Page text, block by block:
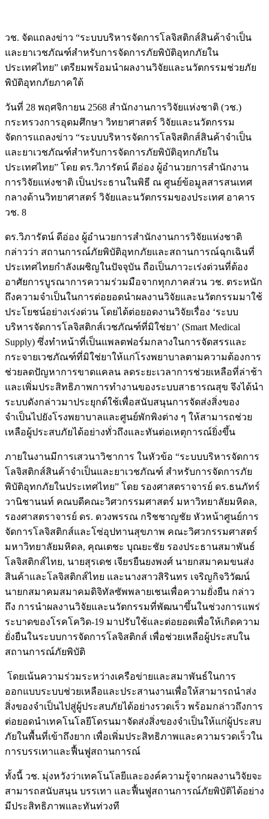
วช. จัดแถลงข่าว “ระบบบริหารจัดการโลจิสติกส์สินค้าจำเป็น
และยาเวชภัณฑ์สำหรับการจัดการภัยพิบัติอุทกภัยใน
ประเทศไทย” เตรียมพร้อมนำผลงานวิจัยและนวัตกรรมช่วยภัย
พิบัติอุทกภัยภาคใต้
วันที่ 28 พฤศจิกายน 2568 สำนักงานการวิจัยแห่งชาติ (วช.)
กระทรวงการอุดมศึกษา วิทยาศาสตร์ วิจัยและนวัตกรรม
จัดการแถลงข่าว “ระบบบริหารจัดการโลจิสติกส์สินค้าจำเป็น
และยาเวชภัณฑ์สำหรับการจัดการภัยพิบัติอุทกภัยใน
ประเทศไทย” โดย ดร.วิภารัตน์ ดีอ่อง ผู้อำนวยการสำนักงาน
การวิจัยแห่งชาติ เป็นประธานในพิธี ณ ศูนย์ข้อมูลสารสนเทศ
กลางด้านวิทยาศาสตร์ วิจัยและนวัตกรรมของประเทศ อาคาร
วช. 8
ดร.วิภารัตน์ ดีอ่อง ผู้อำนวยการสำนักงานการวิจัยแห่งชาติ
กล่าวว่า สถานการณ์ภัยพิบัติอุทกภัยและสถานการณ์ฉุกเฉินที่
ประเทศไทยกำลังเผชิญในปัจจุบัน ถือเป็นภาวะเร่งด่วนที่ต้อง
อาศัยการบูรณาการความร่วมมือจากทุกภาคส่วน วช. ตระหนัก
ถึงความจำเป็นในการต่อยอดนำผลงานวิจัยและนวัตกรรมมาใช้
ประโยชน์อย่างเร่งด่วน โดยได้ต่อยอดงานวิจัยเรื่อง ‘ระบบ
บริหารจัดการโลจิสติกส์เวชภัณฑ์ที่มิใช่ยา’ (Smart Medical
Supply) ซึ่งทำหน้าที่เป็นแพลตฟอร์มกลางในการจัดสรรและ
กระจายเวชภัณฑ์ที่มิใช่ยาให้แก่โรงพยาบาลตามความต้องการ
ช่วยลดปัญหาการขาดแคลน ลดระยะเวลาการช่วยเหลือที่ล่าช้า
และเพิ่มประสิทธิภาพการทำงานของระบบสาธารณสุข จึงได้นำ
ระบบดังกล่าวมาประยุกต์ใช้เพื่อสนับสนุนการจัดส่งสิ่งของ
จำเป็นไปยังโรงพยาบาลและศูนย์พักพิงต่าง ๆ ให้สามารถช่วย
เหลือผู้ประสบภัยได้อย่างทั่วถึงและทันต่อเหตุการณ์ยิ่งขึ้น
ภายในงานมีการเสวนาวิชาการ ในหัวข้อ “ระบบบริหารจัดการ
โลจิสติกส์สินค้าจำเป็นและยาเวชภัณฑ์ สำหรับการจัดการภัย
พิบัติอุทกภัยในประเทศไทย” โดย รองศาสตราจารย์ ดร.ธนภัทร์
วานิชานนท์ คณบดีคณะวิศวกรรมศาสตร์ มหาวิทยาลัยมหิดล,
รองศาสตราจารย์ ดร. ดวงพรรณ กริชชาญชัย หัวหน้าศูนย์การ
จัดการโลจิสติกส์และโซ่อุปทานสุขภาพ คณะวิศวกรรมศาสตร์
มหาวิทยาลัยมหิดล, คุณเตชะ บุณยะชัย รองประธานสมาพันธ์
โลจิสติกส์ไทย, นายสุรเดช เจียรยืนยงพงศ์ นายกสมาคมขนส่ง
สินค้าและโลจิสติกส์ไทย และนางสาวสิรินทร เจริญกิจวิวัฒน์
นายกสมาคมสมาคมดิจิทัลซัพพลายเชนเพื่อความยั่งยืน กล่าว
ถึง การนำผลงานวิจัยและนวัตกรรมที่พัฒนาขึ้นในช่วงการแพร่
ระบาดของโรคโควิด-19 มาปรับใช้และต่อยอดเพื่อให้เกิดความ
ยั่งยืนในระบบการจัดการโลจิสติกส์ เพื่อช่วยเหลือผู้ประสบใน
สถานการณ์ภัยพิบัติ
โดยเน้นความร่วมระหว่างเครือข่ายและสมาพันธ์ในการ
ออกแบบระบบช่วยเหลือและประสานงานเพื่อให้สามารถนำส่ง
สิ่งของจำเป็นไปสู่ผู้ประสบภัยได้อย่างรวดเร็ว พร้อมกล่าวถึงการ
ต่อยอดนำเทคโนโลยีโดรนมาจัดส่งสิ่งของจำเป็นให้แก่ผู้ประสบ
ภัยในพื้นที่เข้าถึงยาก เพื่อเพิ่มประสิทธิภาพและความรวดเร็วใน
การบรรเทาและฟื้นฟูสถานการณ์
ทั้งนี้ วช. มุ่งหวังว่าเทคโนโลยีและองค์ความรู้จากผลงานวิจัยจะ
สามารถสนับสนุน บรรเทา และฟื้นฟูสถานการณ์ภัยพิบัติได้อย่าง
มีประสิทธิภาพและทันท่วงที